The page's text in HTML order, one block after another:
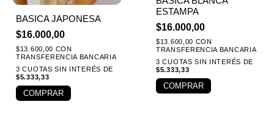
BASICA JAPONESA
$16.000,00
$13.600,00 CON
TRANSFERENCIA BANCARIA
3 CUOTAS SIN INTERÉS DE
$5.333,33
COMPRAR
ESTAMPA
$16.000,00
$13.600,00 CON
TRANSFERENCIA BANCARIA
3 CUOTAS SIN INTERÉS DE
$5.333,33
COMPRAR